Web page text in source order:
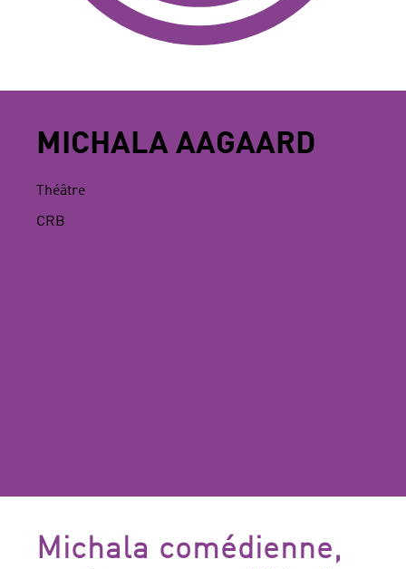
ANNULER LES FILTRES
MICHALA AAGAARD
Théâtre
CRB
Michala comédienne,